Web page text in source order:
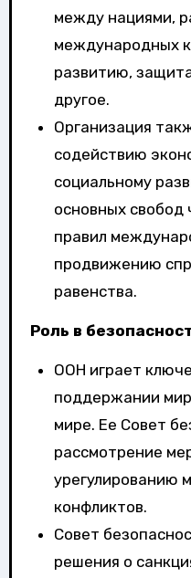
между нациями,
международных
развитию,
другое.
Организация
содействию
социальному
основных
правил
продвижению
равенства.
Роль в
ООН играет
поддержании
мире. Ее Совет
рассмотрение
урегулированию
конфликтов.
Совет
решения о